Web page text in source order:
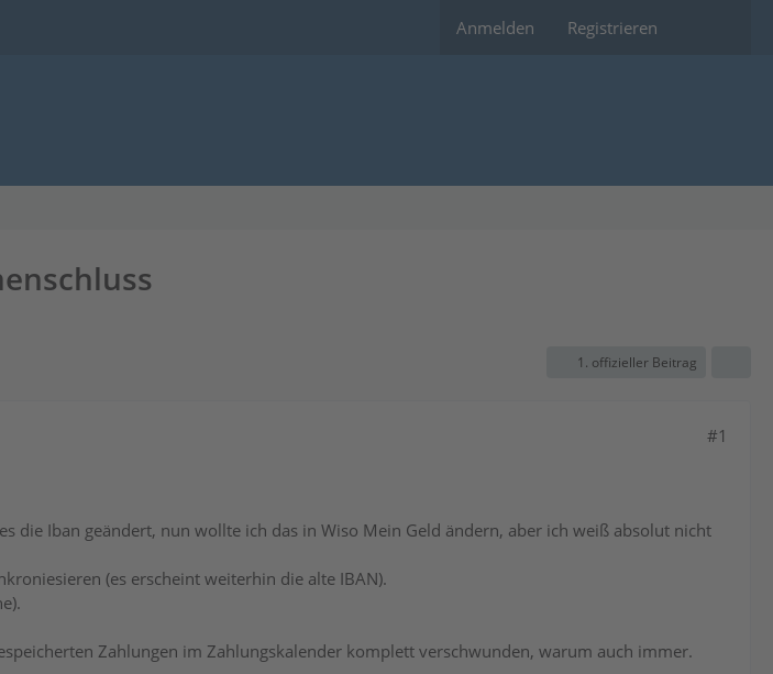
Anmelden Registrieren
1. offizieller Beitrag
#1
die Iban geändert, nun wollte ich das in Wiso Mein Geld ändern, aber ich weiß absolut nicht
(es erscheint weiterhin die alte IBAN).
Zahlungen im Zahlungskalender komplett verschwunden, warum auch immer.